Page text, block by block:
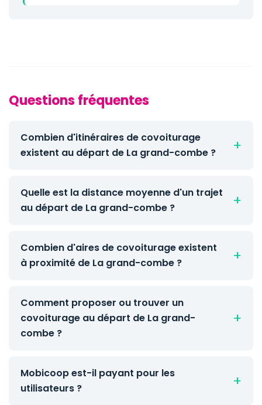
Questions fréquentes
Combien d'itinéraires de covoiturage
existent au départ de La grand-combe ?
Quelle est la distance moyenne d'un trajet
au départ de La grand-combe ?
Combien d'aires de covoiturage existent
à proximité de La grand-combe ?
Comment proposer ou trouver un
covoiturage au départ de La grand-
combe ?
Mobicoop est-il payant pour les
utilisateurs ?